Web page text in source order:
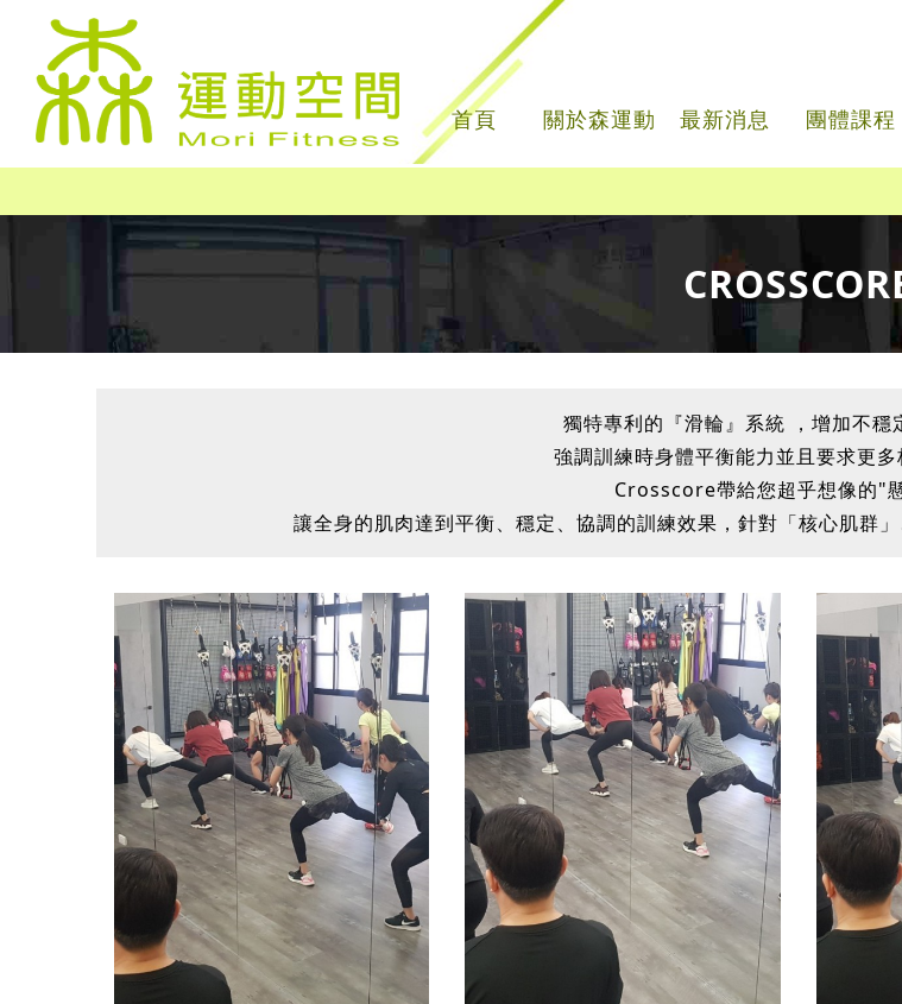
首頁 關於森運動 最新消息 團體課程
獨特專利的『滑輪』系統 ，增加不穩
強調訓練時身體平衡能力並且要求更
Crosscore帶給您超乎想像的"
讓全身的肌肉達到平衡、穩定、協調的訓練效果，針對「核心肌群